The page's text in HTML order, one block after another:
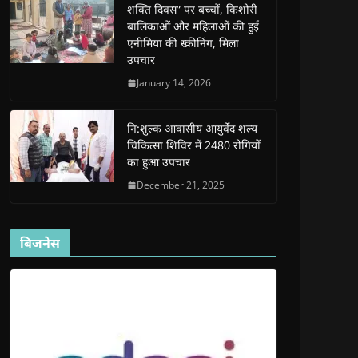
w
w
i
n
d
o
w
w
i
n
d
o
w
i
n
d
o
w
w
w
i
n
d
o
)
i
n
n
e
w
n
)
शक्ति दिवस” पर बच्चों, किशोरी
बालिकाओं और महिलाओं की हुई
एनीमिया की स्क्रीनिंग, मिला
उपचार
January 14, 2026
नि:शुल्क आवासीय आयुर्वेद शल्य
चिकित्सा शिविर में 2480 रोगियों
का हुआ उपचार
December 21, 2025
बिजनेस